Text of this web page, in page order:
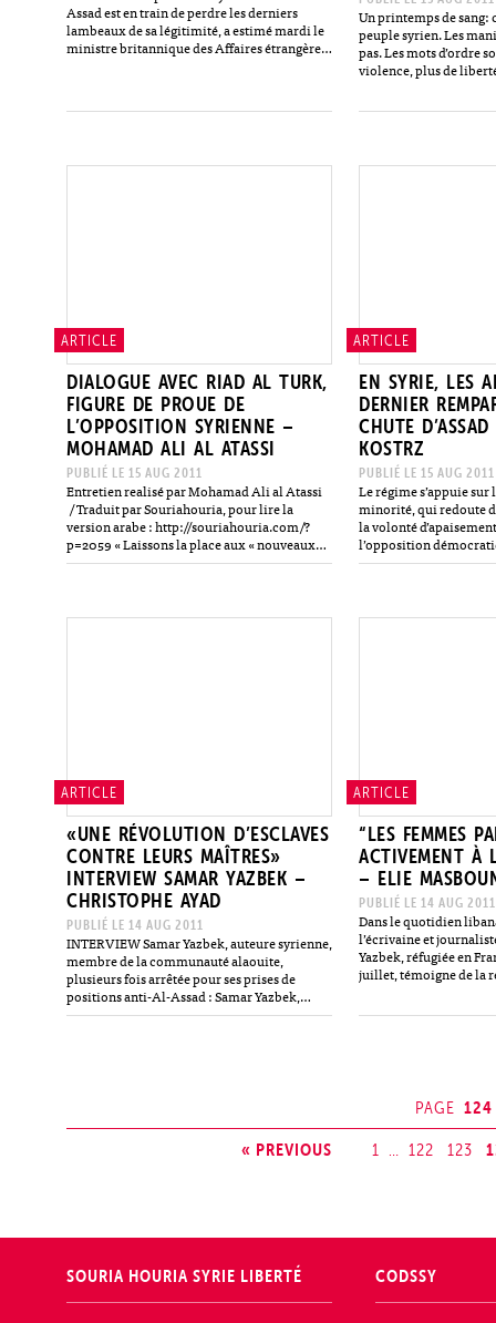
Assad est en train de perdre les derniers
lambeaux de sa légitimité, a estimé mardi le
ministre britannique des Affaires étrangères
Un printemps de
peuple syrien. Les
pas. Les mots d’ordre
violence, plus de
étrangère armée.…
ARTICLE
DIALOGUE AVEC RIAD AL TURK,
FIGURE DE PROUE DE
L’OPPOSITION SYRIENNE –
MOHAMAD ALI AL ATASSI
PUBLIÉ LE 15 AUG 2011
Entretien realisé par Mohamad Ali al Atassi
/ Traduit par Souriahouria, pour lire la
version arabe : http://souriahouria.com/?
p=2059 « Laissons la place aux « nouveaux
révolutionnaires »… et le dialogue
ARTICLE
EN SYRIE, LES
DERNIER
CHUTE
KOSTRZ
PUBLIÉ LE 15 AUG 2011
Le régime s’appuie
minorité, qui redoute
la volonté
l’opposition
réussir, elle doit
ARTICLE
«UNE RÉVOLUTION D’ESCLAVES
CONTRE LEURS MAÎTRES»
INTERVIEW SAMAR YAZBEK –
CHRISTOPHE AYAD
PUBLIÉ LE 14 AUG 2011
INTERVIEW Samar Yazbek, auteure syrienne,
membre de la communauté alaouite,
plusieurs fois arrêtée pour ses prises de
positions anti-Al-Assad : Samar Yazbek,
41 ans, est l’une des écrivains les plus
ARTICLE
“LES FEMMES
ACTIVEMENT À
– ELIE
PUBLIÉ LE 14 AUG 2011
Dans le quotidien
l’écrivaine et
Yazbek, réfugiée en
juillet, témoigne de la
aussi le caractère
PAGE 124
« PREVIOUS 1 … 122 123
SOURIA HOURIA SYRIE LIBERTÉ CODSSY